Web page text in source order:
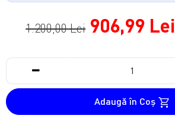
1.200,00 Lei 906,99 Lei
Adaugă în Coş